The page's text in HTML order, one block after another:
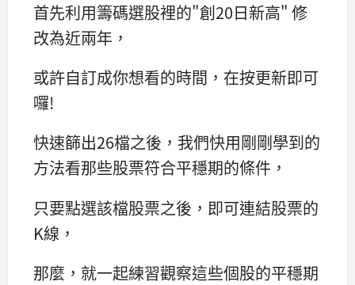
首先利用籌碼選股裡的"創20日新高" 修
改為近兩年，
或許自訂成你想看的時間，在按更新即可
囉!
快速篩出26檔之後，我們快用剛剛學到的
方法看那些股票符合平穩期的條件，
只要點選該檔股票之後，即可連結股票的
K線，
那麼，就一起練習觀察這些個股的平穩期